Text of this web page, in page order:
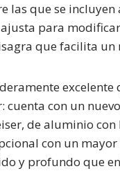
las que se
para
que facilita un
excelente
con un
de aluminio con
con un
y profundo que